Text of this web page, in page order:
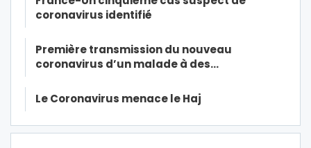
coronavirus identifié
Première transmission du nouveau
coronavirus d’un malade à des…
Le Coronavirus menace le Haj